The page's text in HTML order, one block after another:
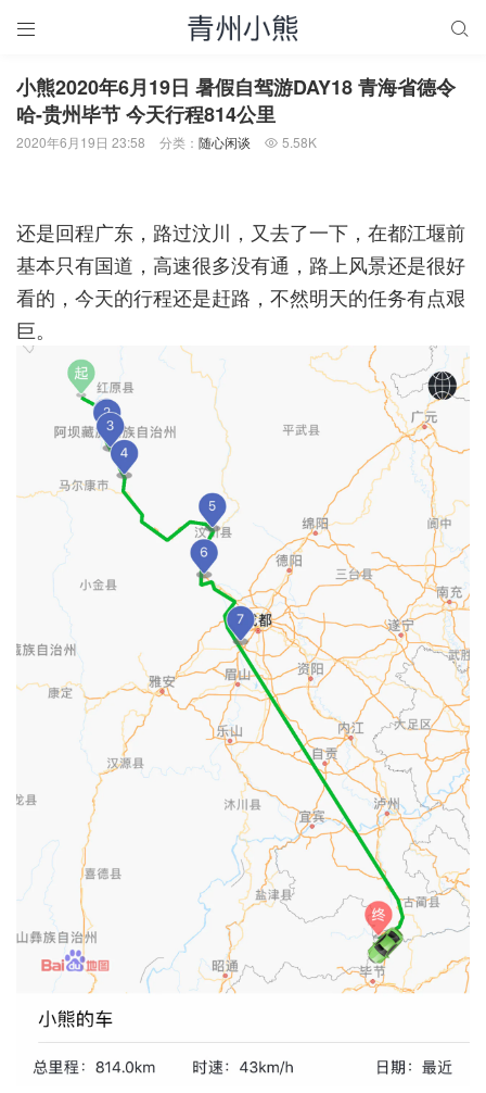
 
小熊2020年6月19日 暑假自驾游DAY18 青海省德令
哈-贵州毕节 今天行程814公里
2020年6月19日 23:58 分类： 随心闲谈  5.58K
还是回程广东，路过汶川，又去了一下，在都江堰前
基本只有国道，高速很多没有通，路上风景还是很好
看的，今天的行程还是赶路，不然明天的任务有点艰
巨。